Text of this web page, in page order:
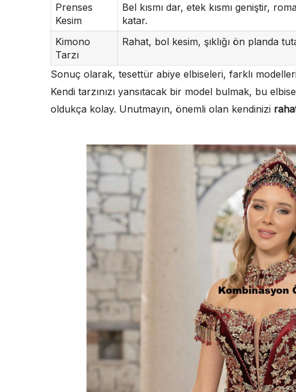
Prenses
Kesim
Bel kısmı dar, etek kısmı geniştir,
katar.
Kimono
Tarzı
Rahat, bol kesim, şıklığı ön planda
Sonuç olarak, tesettür abiye elbiseleri, farklı
Kendi tarzınızı yansıtacak bir model bulmak, bu
oldukça kolay. Unutmayın, önemli olan kendinizi